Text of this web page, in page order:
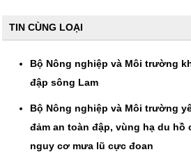
TIN CÙNG LOẠI
Bộ Nông nghiệp và Môi trường
đập sông Lam
Bộ Nông nghiệp và Môi trường
đảm an toàn đập, vùng hạ du
nguy cơ mưa lũ cực đoan